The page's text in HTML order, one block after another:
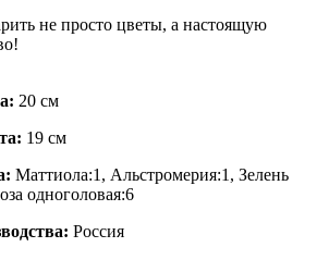
не просто цветы, а настоящую
20 см
19 см
Маттиола:1, Альстромерия:1, Зелень
одноголовая:6
Россия